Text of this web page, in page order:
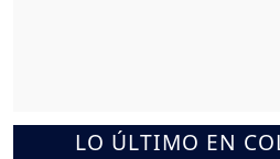
LO ÚLTIMO EN